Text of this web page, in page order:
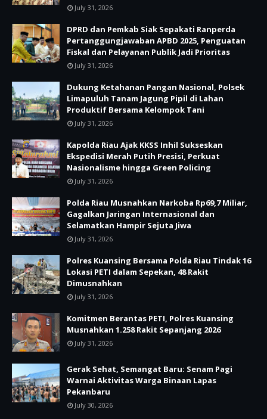
July 31, 2026
DPRD dan Pemkab Siak Sepakati Ranperda
Pertanggungjawaban APBD 2025, Penguatan
Fiskal dan Pelayanan Publik Jadi Prioritas
July 31, 2026
Dukung Ketahanan Pangan Nasional, Polsek
Limapuluh Tanam Jagung Pipil di Lahan
Produktif Bersama Kelompok Tani
July 31, 2026
Kapolda Riau Ajak KKSS Inhil Sukseskan
Ekspedisi Merah Putih Presisi, Perkuat
Nasionalisme hingga Green Policing
July 31, 2026
Polda Riau Musnahkan Narkoba Rp69,7 Miliar,
Gagalkan Jaringan Internasional dan
Selamatkan Hampir Sejuta Jiwa
July 31, 2026
Polres Kuansing Bersama Polda Riau Tindak 16
Lokasi PETI dalam Sepekan, 48 Rakit
Dimusnahkan
July 31, 2026
Komitmen Berantas PETI, Polres Kuansing
Musnahkan 1.258 Rakit Sepanjang 2026
July 31, 2026
Gerak Sehat, Semangat Baru: Senam Pagi
Warnai Aktivitas Warga Binaan Lapas
Pekanbaru
July 30, 2026